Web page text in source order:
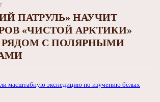
ПАТРУЛЬ» НАУЧИТ
«ЧИСТОЙ АРКТИКИ»
РЯДОМ С ПОЛЯРНЫМИ